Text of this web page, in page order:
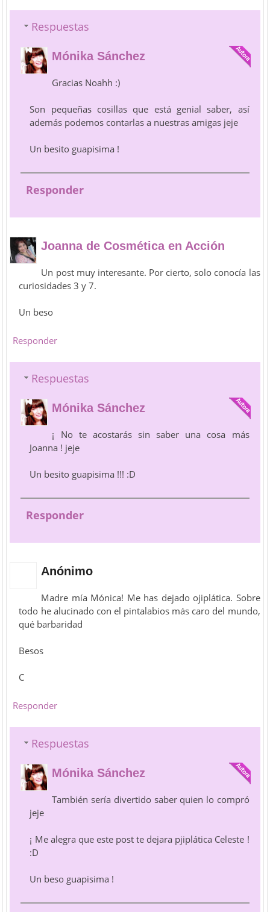
Respuestas
Mónika Sánchez
Gracias Noahh :)
Son pequeñas cosillas que está genial saber, así
además podemos contarlas a nuestras amigas jeje
Un besito guapisima !
Responder
Joanna de Cosmética en Acción
Un post muy interesante. Por cierto, solo conocía las
curiosidades 3 y 7.
Un beso
Responder
Respuestas
Mónika Sánchez
¡ No te acostarás sin saber una cosa más
Joanna ! jeje
Un besito guapisima !!! :D
Responder
Anónimo
Madre mía Mónica! Me has dejado ojiplática. Sobre
todo he alucinado con el pintalabios más caro del mundo,
qué barbaridad
Besos
C
Responder
Respuestas
Mónika Sánchez
También sería divertido saber quien lo compró
jeje
¡ Me alegra que este post te dejara pjiplática Celeste !
:D
Un beso guapisima !